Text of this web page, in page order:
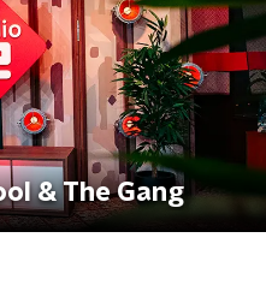
& The Gang